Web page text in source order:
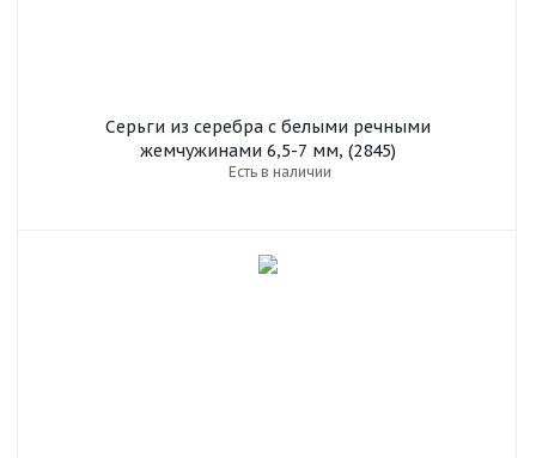
Серьги из серебра с белыми речными
жемчужинами 6,5-7 мм, (2845)
Есть в наличии